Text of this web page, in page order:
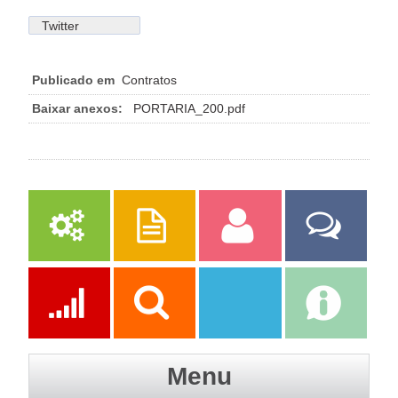
Twitter
Publicado em Contratos
Baixar anexos:
PORTARIA_200.pdf
Serviços Publicações Servidor
Fale Com a
Prefeitura
Menu